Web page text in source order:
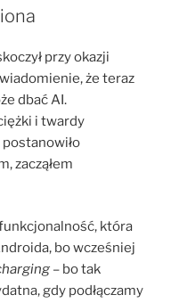
przy okazji
że teraz
dbać AI.
i twardy
zacząłem
która
bo wcześniej
– bo tak
gdy podłączamy